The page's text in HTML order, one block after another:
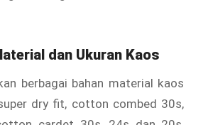
dan Ukuran Kaos
berbagai bahan material kaos
dry fit, cotton combed 30s,